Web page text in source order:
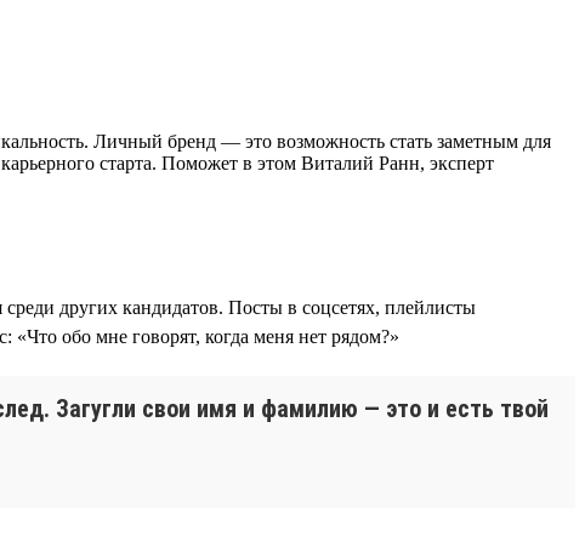
Личный бренд — это возможность стать заметным для
старта. Поможет в этом Виталий Ранн, эксперт
других кандидатов. Посты в соцсетях, плейлисты
обо мне говорят, когда меня нет рядом?»
Загугли свои имя и фамилию — это и есть твой